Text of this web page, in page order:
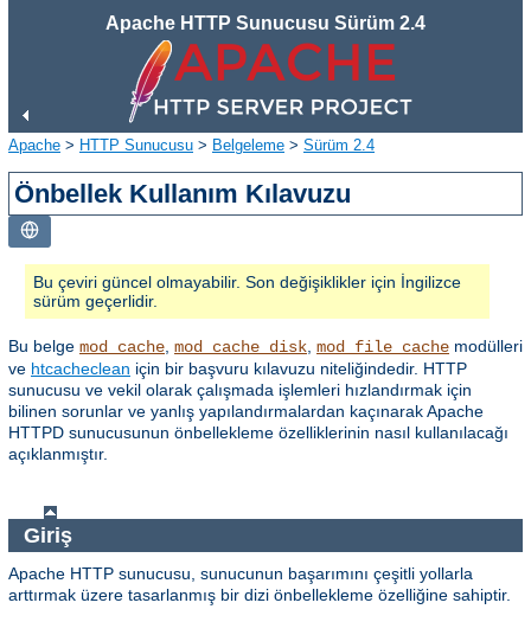
Apache HTTP Sunucusu Sürüm 2.4
Apache > HTTP Sunucusu > Belgeleme > Sürüm 2.4
Önbellek Kullanım Kılavuzu
Bu çeviri güncel olmayabilir. Son değişiklikler için İngilizce
sürüm geçerlidir.
Bu belge mod_cache mod_cache_disk mod_file_cache modülleri
ve htcacheclean için bir başvuru kılavuzu niteliğindedir. HTTP
sunucusu ve vekil olarak çalışmada işlemleri hızlandırmak için
bilinen sorunlar ve yanlış yapılandırmalardan kaçınarak Apache
HTTPD sunucusunun önbellekleme özelliklerinin nasıl kullanılacağı
açıklanmıştır.
Giriş
Apache HTTP sunucusu, sunucunun başarımını çeşitli yollarla
arttırmak üzere tasarlanmış bir dizi önbellekleme özelliğine sahiptir.